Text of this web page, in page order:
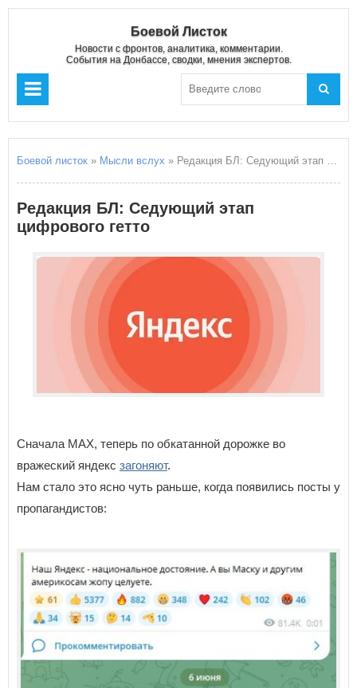
Боевой Листок
Новости с фронтов, аналитика, комментарии.
События на Донбассе, сводки, мнения экспертов.
Боевой листок » Мысли вслух » Редакция БЛ: Седующий этап цифрового гетто
Редакция БЛ: Седующий этап
цифрового гетто
Сначала МАХ, теперь по обкатанной дорожке во
вражеский яндекс загоняют.
Нам стало это ясно чуть раньше, когда появились посты у
пропагандистов: